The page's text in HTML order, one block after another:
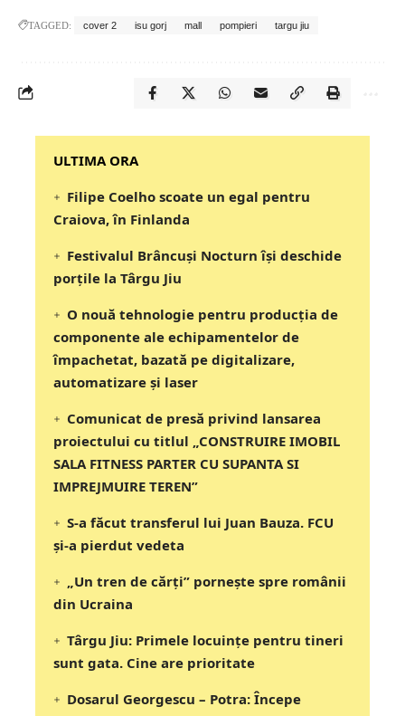
TAGGED: cover 2 isu gorj mall pompieri targu jiu
‎‎‎‎‎‎‎ULTIMA ORA
Filipe Coelho scoate un egal pentru
Craiova, în Finlanda
Festivalul Brâncuși Nocturn își deschide
porțile la Târgu Jiu
O nouă tehnologie pentru producția de
componente ale echipamentelor de
împachetat, bazată pe digitalizare,
automatizare și laser
Comunicat de presă privind lansarea
proiectului cu titlul „CONSTRUIRE IMOBIL
SALA FITNESS PARTER CU SUPANTA SI
IMPREJMUIRE TEREN”
S-a făcut transferul lui Juan Bauza. FCU
și-a pierdut vedeta
„Un tren de cărți” pornește spre românii
din Ucraina
Târgu Jiu: Primele locuințe pentru tineri
sunt gata. Cine are prioritate
Dosarul Georgescu – Potra: Începe